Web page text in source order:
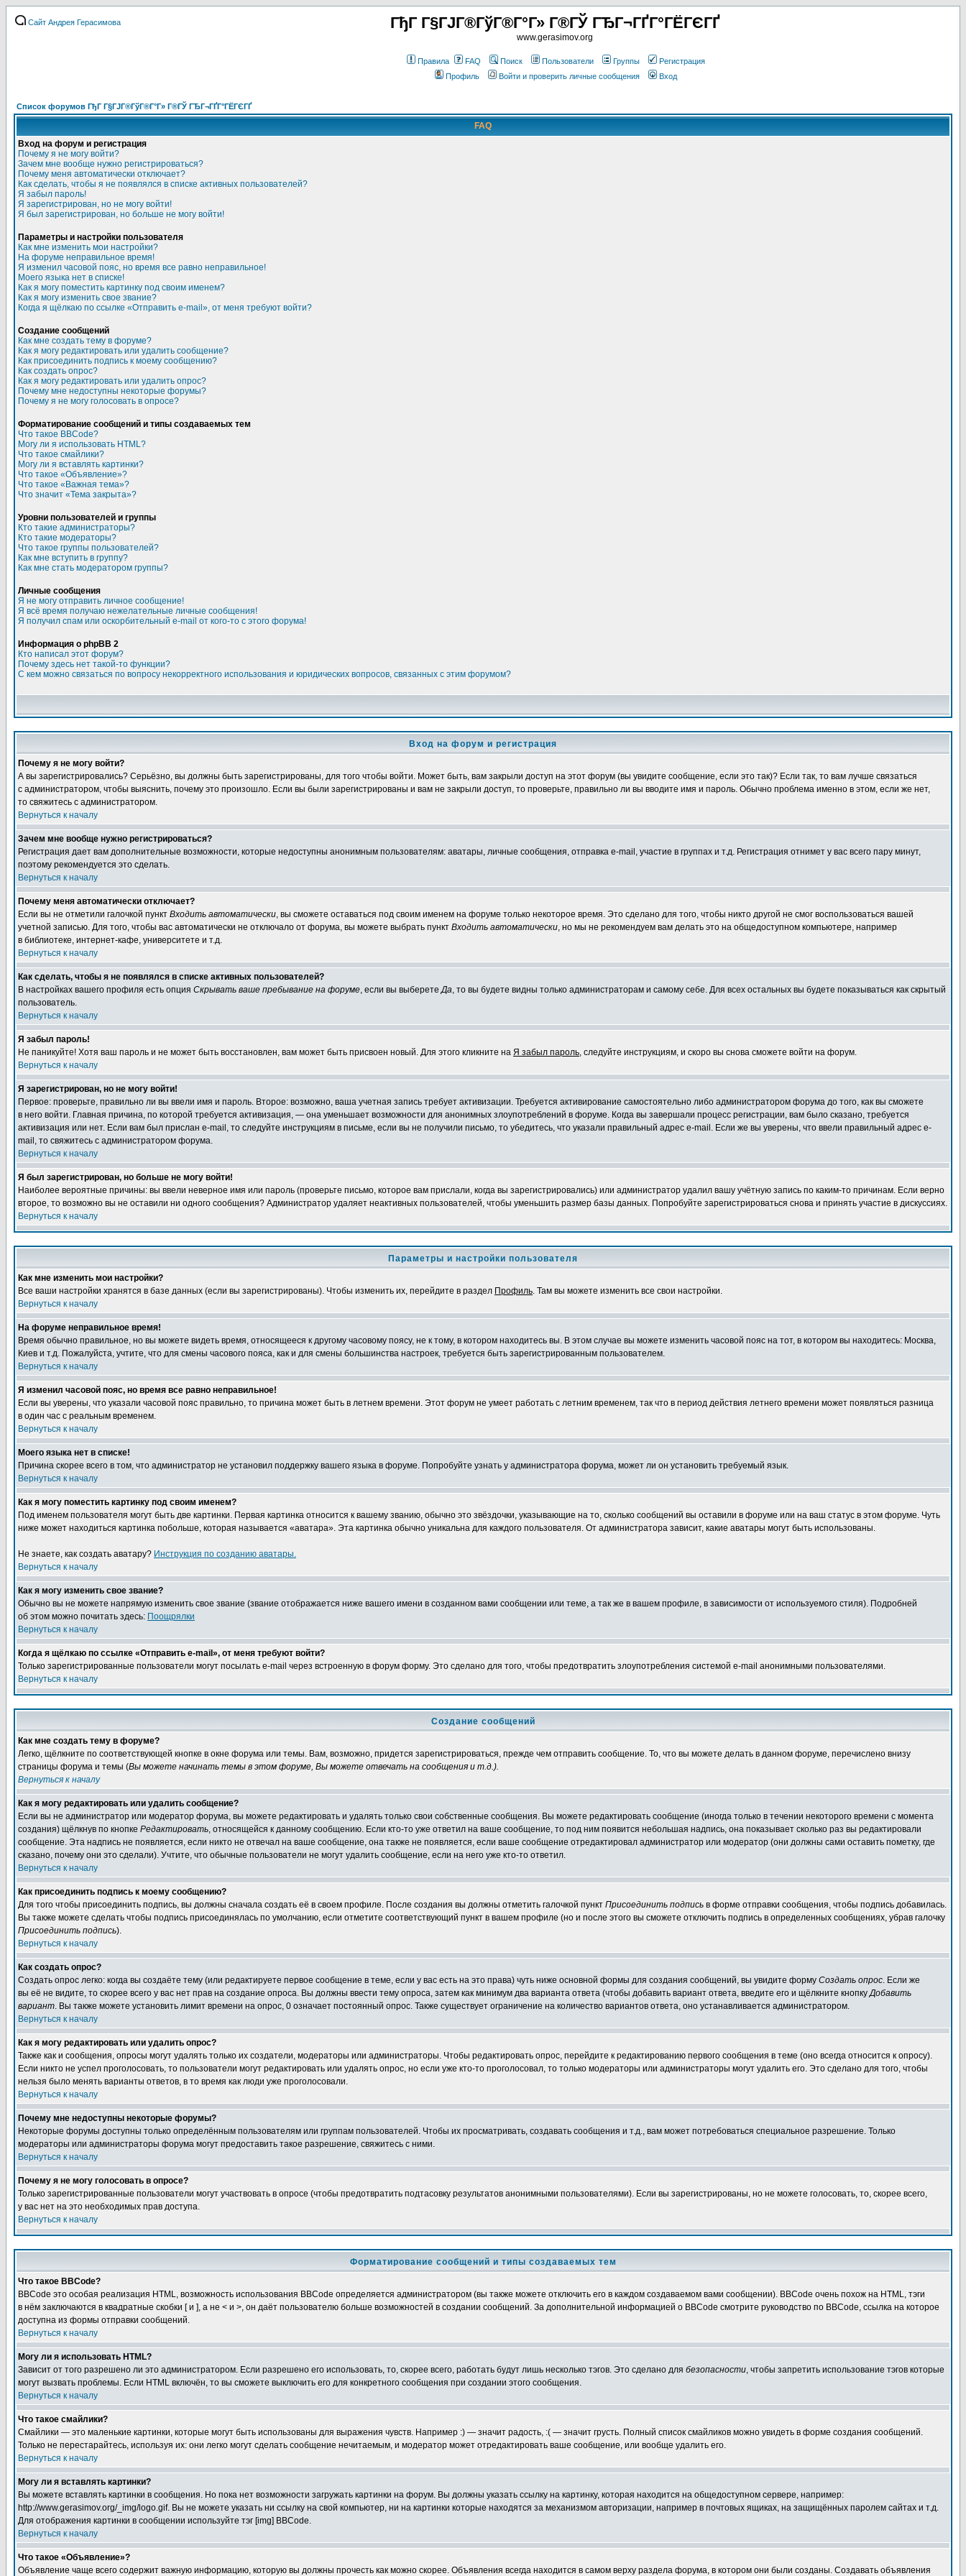
Сайт Андрея Герасимова ГђГ Г§ГЈГ®ГўГ®Г°Г» Г®ГЎ ГЂГ¬ГҐГ°ГЁГЄГҐ
www.gerasimov.org
Правила FAQ Поиск Пользователи Группы
Регистрация
Профиль
Войти и проверить личные сообщения Вход
Список форумов ГђГ Г§ГЈГ®ГўГ®Г°Г» Г®ГЎ ГЂГ¬ГҐГ°ГЁГЄГҐ
FAQ
Вход на форум и регистрация
Почему я не могу войти?
Зачем мне вообще нужно регистрироваться?
Почему меня автоматически отключает?
Как сделать, чтобы я не появлялся в списке активных пользователей?
Я забыл пароль!
Я зарегистрирован, но не могу войти!
Я был зарегистрирован, но больше не могу войти!
Параметры и настройки пользователя
Как мне изменить мои настройки?
На форуме неправильное время!
Я изменил часовой пояс, но время все равно неправильное!
Моего языка нет в списке!
Как я могу поместить картинку под своим именем?
Как я могу изменить свое звание?
Когда я щёлкаю по ссылке «Отправить e-mail», от меня требуют войти?
Создание сообщений
Как мне создать тему в форуме?
Как я могу редактировать или удалить сообщение?
Как присоединить подпись к моему сообщению?
Как создать опрос?
Как я могу редактировать или удалить опрос?
Почему мне недоступны некоторые форумы?
Почему я не могу голосовать в опросе?
Форматирование сообщений и типы создаваемых тем
Что такое BBCode?
Могу ли я использовать HTML?
Что такое смайлики?
Могу ли я вставлять картинки?
Что такое «Объявление»?
Что такое «Важная тема»?
Что значит «Тема закрыта»?
Уровни пользователей и группы
Кто такие администраторы?
Кто такие модераторы?
Что такое группы пользователей?
Как мне вступить в группу?
Как мне стать модератором группы?
Личные сообщения
Я не могу отправить личное сообщение!
Я всё время получаю нежелательные личные сообщения!
Я получил спам или оскорбительный e-mail от кого-то с этого форума!
Информация о phpBB 2
Кто написал этот форум?
Почему здесь нет такой-то функции?
С кем можно связаться по вопросу некорректного использования и юридических вопросов, связанных с этим форумом?
Вход на форум и регистрация
Почему я не могу войти?
А вы зарегистрировались? Серьёзно, вы должны быть зарегистрированы, для того чтобы войти. Может быть, вам закрыли доступ на этот форум (вы увидите сообщение, если это так)? Если так, то вам лучше связаться
с администратором, чтобы выяснить, почему это произошло. Если вы были зарегистрированы и вам не закрыли доступ, то проверьте, правильно ли вы вводите имя и пароль. Обычно проблема именно в этом, если же нет,
то свяжитесь с администратором.
Вернуться к началу
Зачем мне вообще нужно регистрироваться?
Регистрация дает вам дополнительные возможности, которые недоступны анонимным пользователям: аватары, личные сообщения, отправка e-mail, участие в группах и т.д. Регистрация отнимет у вас всего пару минут,
поэтому рекомендуется это сделать.
Вернуться к началу
Почему меня автоматически отключает?
Если вы не отметили галочкой пункт Входить автоматически, вы сможете оставаться под своим именем на форуме только некоторое время. Это сделано для того, чтобы никто другой не смог воспользоваться вашей
учетной записью. Для того, чтобы вас автоматически не отключало от форума, вы можете выбрать пункт Входить автоматически, но мы не рекомендуем вам делать это на общедоступном компьютере, например
в библиотеке, интернет-кафе, университете и т.д.
Вернуться к началу
Как сделать, чтобы я не появлялся в списке активных пользователей?
В настройках вашего профиля есть опция Скрывать ваше пребывание на форуме, если вы выберетеДа, то вы будете видны только администраторам и самому себе. Для всех остальных вы будете показываться как скрытый
пользователь.
Вернуться к началу
Я забыл пароль!
Не паникуйте! Хотя ваш пароль и не может быть восстановлен, вам может быть присвоен новый. Для этого кликните на Я забыл пароль, следуйте инструкциям, и скоро вы снова сможете войти на форум.
Вернуться к началу
Я зарегистрирован, но не могу войти!
Первое: проверьте, правильно ли вы ввели имя и пароль. Второе: возможно, ваша учетная запись требует активизации. Требуется активирование самостоятельно либо администратором форума до того, как вы сможете
в него войти. Главная причина, по которой требуется активизация, — она уменьшает возможности для анонимных злоупотреблений в форуме. Когда вы завершали процесс регистрации, вам было сказано, требуется
активизация или нет. Если вам был прислан e-mail, то следуйте инструкциям в письме, если вы не получили письмо, то убедитесь, что указали правильный адрес e-mail. Если же вы уверены, что ввели правильный адрес e-
mail, то свяжитесь с администратором форума.
Вернуться к началу
Я был зарегистрирован, но больше не могу войти!
Наиболее вероятные причины: вы ввели неверное имя или пароль (проверьте письмо, которое вам прислали, когда вы зарегистрировались) или администратор удалил вашу учётную запись по каким-то причинам. Если верно
второе, то возможно вы не оставили ни одного сообщения? Администратор удаляет неактивных пользователей, чтобы уменьшить размер базы данных. Попробуйте зарегистрироваться снова и принять участие в дискуссиях.
Вернуться к началу
Параметры и настройки пользователя
Как мне изменить мои настройки?
Все ваши настройки хранятся в базе данных (если вы зарегистрированы). Чтобы изменить их, перейдите в раздел Профиль. Там вы можете изменить все свои настройки.
Вернуться к началу
На форуме неправильное время!
Время обычно правильное, но вы можете видеть время, относящееся к другому часовому поясу, не к тому, в котором находитесь вы. В этом случае вы можете изменить часовой пояс на тот, в котором вы находитесь: Москва,
Киев и т.д. Пожалуйста, учтите, что для смены часового пояса, как и для смены большинства настроек, требуется быть зарегистрированным пользователем.
Вернуться к началу
Я изменил часовой пояс, но время все равно неправильное!
Если вы уверены, что указали часовой пояс правильно, то причина может быть в летнем времени. Этот форум не умеет работать с летним временем, так что в период действия летнего времени может появляться разница
в один час с реальным временем.
Вернуться к началу
Моего языка нет в списке!
Причина скорее всего в том, что администратор не установил поддержку вашего языка в форуме. Попробуйте узнать у администратора форума, может ли он установить требуемый язык.
Вернуться к началу
Как я могу поместить картинку под своим именем?
Под именем пользователя могут быть две картинки. Первая картинка относится к вашему званию, обычно это звёздочки, указывающие на то, сколько сообщений вы оставили в форуме или на ваш статус в этом форуме. Чуть
ниже может находиться картинка побольше, которая называется «аватара». Эта картинка обычно уникальна для каждого пользователя. От администратора зависит, какие аватары могут быть использованы.
Не знаете, как создать аватару? Инструкция по созданию аватары.
Вернуться к началу
Как я могу изменить свое звание?
Обычно вы не можете напрямую изменить свое звание (звание отображается ниже вашего имени в созданном вами сообщении или теме, а так же в вашем профиле, в зависимости от используемого стиля). Подробней
об этом можно почитать здесь: Поощрялки
Вернуться к началу
Когда я щёлкаю по ссылке «Отправить e-mail», от меня требуют войти?
Только зарегистрированные пользователи могут посылать e-mail через встроенную в форум форму. Это сделано для того, чтобы предотвратить злоупотребления системой e-mail анонимными пользователями.
Вернуться к началу
Создание сообщений
Как мне создать тему в форуме?
Легко, щёлкните по соответствующей кнопке в окне форума или темы. Вам, возможно, придется зарегистрироваться, прежде чем отправить сообщение. То, что вы можете делать в данном форуме, перечислено внизу
страницы форума и темы (Вы можете начинать темы в этом форуме, Вы можете отвечать на сообщения и т.д.).
Вернуться к началу
Как я могу редактировать или удалить сообщение?
Если вы не администратор или модератор форума, вы можете редактировать и удалять только свои собственные сообщения. Вы можете редактировать сообщение (иногда только в течении некоторого времени с момента
создания) щёлкнув по кнопке Редактировать, относящейся к данному сообщению. Если кто-то уже ответил на ваше сообщение, то под ним появится небольшая надпись, она показывает сколько раз вы редактировали
сообщение. Эта надпись не появляется, если никто не отвечал на ваше сообщение, она также не появляется, если ваше сообщение отредактировал администратор или модератор (они должны сами оставить пометку, где
сказано, почему они это сделали). Учтите, что обычные пользователи не могут удалить сообщение, если на него уже кто-то ответил.
Вернуться к началу
Как присоединить подпись к моему сообщению?
Для того чтобы присоединить подпись, вы должны сначала создать её в своем профиле. После создания вы должны отметить галочкой пункт Присоединить подпись в форме отправки сообщения, чтобы подпись добавилась.
Вы также можете сделать чтобы подпись присоединялась по умолчанию, если отметите соответствующий пункт в вашем профиле (но и после этого вы сможете отключить подпись в определенных сообщениях, убрав галочку
Присоединить подпись).
Вернуться к началу
Как создать опрос?
Создать опрос легко: когда вы создаёте тему (или редактируете первое сообщение в теме, если у вас есть на это права) чуть ниже основной формы для создания сообщений, вы увидите форму Создать опрос. Если же
вы её не видите, то скорее всего у вас нет прав на создание опроса. Вы должны ввести тему опроса, затем как минимум два варианта ответа (чтобы добавить вариант ответа, введите его и щёлкните кнопкуДобавить
вариант. Вы также можете установить лимит времени на опрос, 0 означает постоянный опрос. Также существует ограничение на количество вариантов ответа, оно устанавливается администратором.
Вернуться к началу
Как я могу редактировать или удалить опрос?
Также как и сообщения, опросы могут удалять только их создатели, модераторы или администраторы. Чтобы редактировать опрос, перейдите к редактированию первого сообщения в теме (оно всегда относится к опросу).
Если никто не успел проголосовать, то пользователи могут редактировать или удалять опрос, но если уже кто-то проголосовал, то только модераторы или администраторы могут удалить его. Это сделано для того, чтобы
нельзя было менять варианты ответов, в то время как люди уже проголосовали.
Вернуться к началу
Почему мне недоступны некоторые форумы?
Некоторые форумы доступны только определённым пользователям или группам пользователей. Чтобы их просматривать, создавать сообщения и т.д., вам может потребоваться специальное разрешение. Только
модераторы или администраторы форума могут предоставить такое разрешение, свяжитесь с ними.
Вернуться к началу
Почему я не могу голосовать в опросе?
Только зарегистрированные пользователи могут участвовать в опросе (чтобы предотвратить подтасовку результатов анонимными пользователями). Если вы зарегистрированы, но не можете голосовать, то, скорее всего,
у вас нет на это необходимых прав доступа.
Вернуться к началу
Форматирование сообщений и типы создаваемых тем
Что такое BBCode?
BBCode это особая реализация HTML, возможность использования BBCode определяется администратором (вы также можете отключить его в каждом создаваемом вами сообщении). BBCode очень похож на HTML, тэги
в нём заключаются в квадратные скобки [ и ], а не < и >, он даёт пользователю больше возможностей в создании сообщений. За дополнительной информацией о BBCode смотрите руководство по BBCode, ссылка на которое
доступна из формы отправки сообщений.
Вернуться к началу
Могу ли я использовать HTML?
Зависит от того разрешено ли это администратором. Если разрешено его использовать, то, скорее всего, работать будут лишь несколько тэгов. Это сделано для безопасности, чтобы запретить использование тэгов которые
могут вызвать проблемы. Если HTML включён, то вы сможете выключить его для конкретного сообщения при создании этого сообщения.
Вернуться к началу
Что такое смайлики?
Смайлики — это маленькие картинки, которые могут быть использованы для выражения чувств. Например :) — значит радость, :( — значит грусть. Полный список смайликов можно увидеть в форме создания сообщений.
Только не перестарайтесь, используя их: они легко могут сделать сообщение нечитаемым, и модератор может отредактировать ваше сообщение, или вообще удалить его.
Вернуться к началу
Могу ли я вставлять картинки?
Вы можете вставлять картинки в сообщения. Но пока нет возможности загружать картинки на форум. Вы должны указать ссылку на картинку, которая находится на общедоступном сервере, например:
http://www.gerasimov.org/_img/logo.gif. Вы не можете указать ни ссылку на свой компьютер, ни на картинки которые находятся за механизмом авторизации, например в почтовых ящиках, на защищённых паролем сайтах и т.д.
Для отображения картинки в сообщении используйте тэг [img] BBCode.
Вернуться к началу
Что такое «Объявление»?
Объявление чаще всего содержит важную информацию, которую вы должны прочесть как можно скорее. Объявления всегда находится в самом верху раздела форума, в котором они были созданы. Создавать объявления